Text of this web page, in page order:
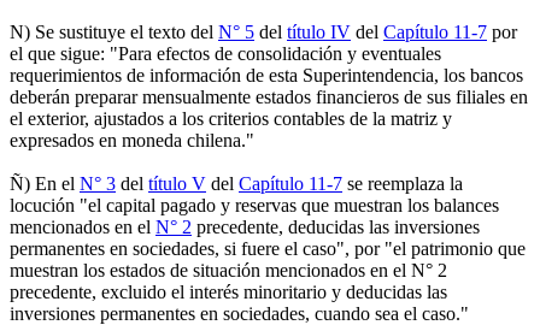
N) Se sustituye el texto del N° 5 del título IV del Capítulo 11-7 por
el que sigue: "Para efectos de consolidación y eventuales
requerimientos de información de esta Superintendencia, los bancos
deberán preparar mensualmente estados financieros de sus filiales en
el exterior, ajustados a los criterios contables de la matriz y
expresados en moneda chilena."
Ñ) En el N° 3 del título V del Capítulo 11-7 se reemplaza la
locución "el capital pagado y reservas que muestran los balances
mencionados en el N° 2 precedente, deducidas las inversiones
permanentes en sociedades, si fuere el caso", por "el patrimonio que
muestran los estados de situación mencionados en el N° 2
precedente, excluido el interés minoritario y deducidas las
inversiones permanentes en sociedades, cuando sea el caso."